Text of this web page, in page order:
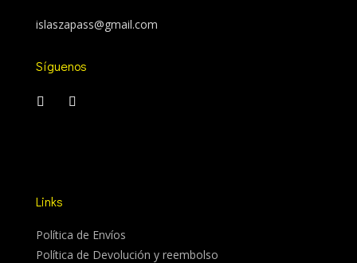
islaszapass@gmail.com
Síguenos
Links
Política de Envíos
Política de Devolución y reembolso